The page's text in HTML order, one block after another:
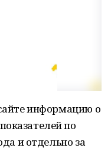
информацию о
по
и отдельно за